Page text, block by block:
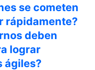
se cometen
rápidamente?
deben
lograr
ágiles?